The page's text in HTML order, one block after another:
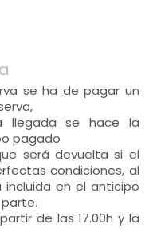
frigorífico,
cm.)
se ha de pagar un
llegada se hace la
pagado
será devuelta si el
condiciones, al
en el anticipo
de las 17.00h y la